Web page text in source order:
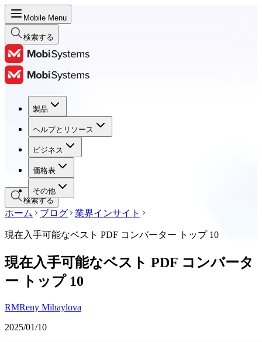
Mobile Menu
検索する
製品
ヘルプとリソース
ビジネス
価格表
その他
製品
ヘルプとリソース
ビジネス
価格表
検索する
ホーム ブログ 業界インサイト
現在入手可能なベスト PDF コンバーター トップ 10
現在入手可能なベスト PDF コンバータ
ー トップ 10
RMReny Mihaylova
2025/01/10